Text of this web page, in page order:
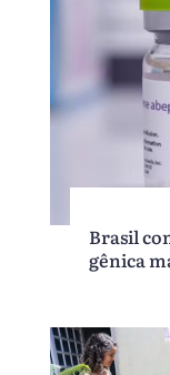
Brasil
gênica